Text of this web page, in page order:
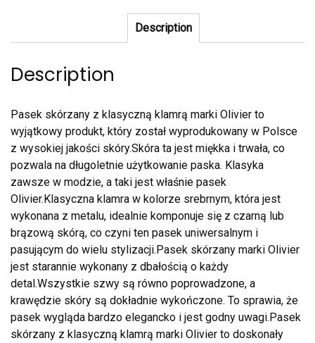
Description
Description
Pasek skórzany z klasyczną klamrą marki Olivier to
wyjątkowy produkt, który został wyprodukowany w Polsce
z wysokiej jakości skóry.Skóra ta jest miękka i trwała, co
pozwala na długoletnie użytkowanie paska. Klasyka
zawsze w modzie, a taki jest właśnie pasek
Olivier.Klasyczna klamra w kolorze srebrnym, która jest
wykonana z metalu, idealnie komponuje się z czarną lub
brązową skórą, co czyni ten pasek uniwersalnym i
pasującym do wielu stylizacji.Pasek skórzany marki Olivier
jest starannie wykonany z dbałością o każdy
detal.Wszystkie szwy są równo poprowadzone, a
krawędzie skóry są dokładnie wykończone. To sprawia, że
pasek wygląda bardzo elegancko i jest godny uwagi.Pasek
skórzany z klasyczną klamrą marki Olivier to doskonały